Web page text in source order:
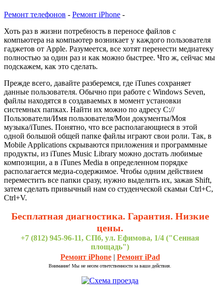
Ремонт телефонов - Ремонт iPhone -
Хоть раз в жизни потребность в переносе файлов с
компьютера на компьютер возникает у каждого пользователя
гаджетов от Apple. Разумеется, все хотят перенести медиатеку
полностью за один раз и как можно быстрее. Что ж, сейчас мы
подскажем, как это сделать.
Прежде всего, давайте разберемся, где iTunes сохраняет
данные пользователя. Обычно при работе с Windows Seven,
файлы находятся в создаваемых в момент установки
системных папках. Найти их можно по адресу C://
Пользователи/Имя пользователя/Мои документы/Моя
музыка/iTunes. Понятно, что все располагающиеся в этой
одной большой общей папке файлы играют свои роли. Так, в
Mobile Applications скрываются приложения и программные
продукты, из iTunes Music Library можно достать любимые
композиции, а в iTunes Media в определенном порядке
располагается медиа-содержимое. Чтобы одним действием
переместить все папки сразу, нужно выделить их, зажав Shift,
затем сделать привычный нам со студенческой скамьи Ctrl+C,
Ctrl+V.
Бесплатная диагностика. Гарантия. Низкие
цены.
+7 (812) 945-96-11, СПб, ул. Ефимова, 1/4 ("Сенная
площадь")
Ремонт iPhone| Ремонт iPad
Внимание! Мы не несем ответственности за ваши действия.